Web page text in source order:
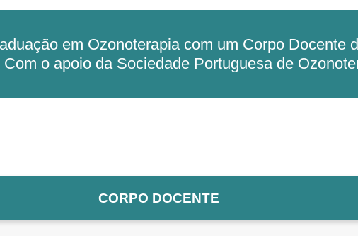
em Ozonoterapia com um Corpo Docente
o apoio da Sociedade Portuguesa de
CORPO DOCENTE